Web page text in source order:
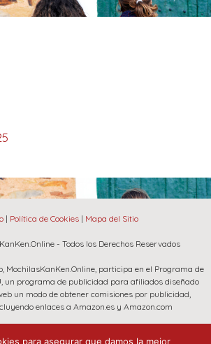
| Política de Cookies | Mapa del Sitio
- Todos los Derechos Reservados
MochilasKanKen.Online, participa en el Programa de
un programa de publicidad para afiliados diseñado
un modo de obtener comisiones por publicidad,
enlaces a Amazon.es y Amazon.com
para asegurar que damos la mejor